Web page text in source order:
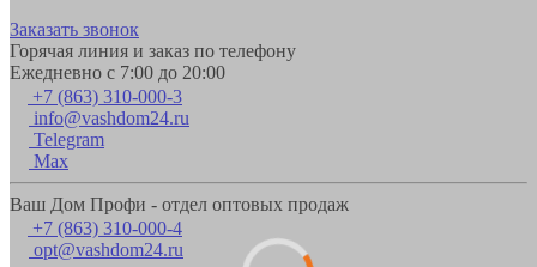
Заказать звонок
Горячая линия и заказ по телефону
Ежедневно с 7:00 до 20:00
+7 (863) 310-000-3
info@vashdom24.ru
Telegram
Max
Ваш Дом Профи - отдел оптовых продаж
+7 (863) 310-000-4
opt@vashdom24.ru